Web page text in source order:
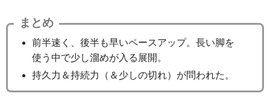
まとめ
前半速く、後半も早いペースアップ。長い脚を
使う中で少し溜めが入る展開。
持久力＆持続力（＆少しの切れ）が問われた。